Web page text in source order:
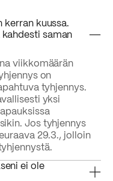
kerran kuussa.
saman
viikkomäärän
on
tyhjennys.
yksi
Jos tyhjennys
29.3., jolloin
ei ole